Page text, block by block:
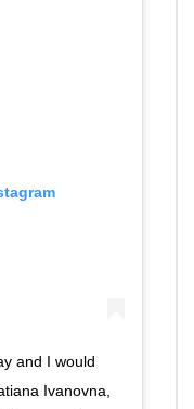
and I would
Ivanovna,